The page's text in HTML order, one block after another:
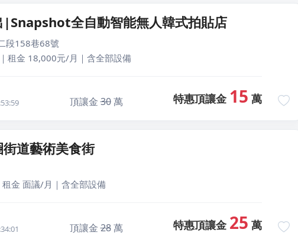
|Snapshot全自動智能無人韓式拍貼店
段158巷68號
租金 18,000元/月｜含全部設備
頂讓金30萬 特惠頂讓金 15 萬
道藝術美食街
金 面議/月｜含全部設備
頂讓金28萬 特惠頂讓金 25 萬